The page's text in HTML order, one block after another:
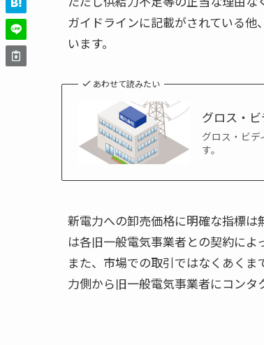
ガイドラインに記載がされている
います。
あわせて読みたい
グロス・
グロス・ビ
す。
新電力への卸売価格に明確な指標
は各旧一般電気事業者との契約によ
また、市場での取引ではなくあく
力側から旧一般電気事業者にコンタ